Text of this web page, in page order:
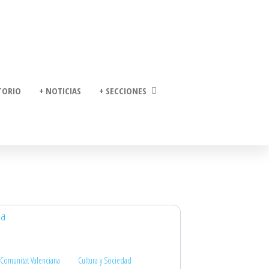
+ NOTICIAS + SECCIONES
Comunitat Valenciana Cultura y Sociedad